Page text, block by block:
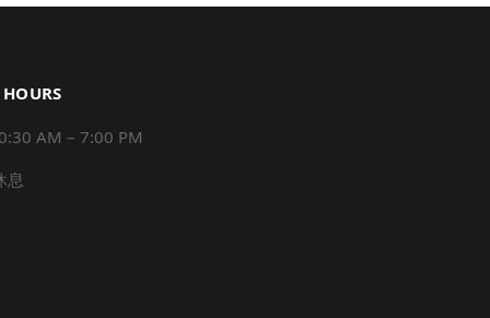
AM – 7:00 PM
息